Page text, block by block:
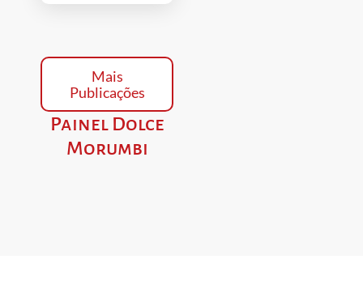
Mais
Publicações
Painel Dolce
Morumbi